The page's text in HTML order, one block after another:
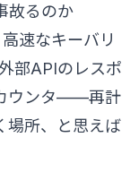
故るのか
速なキーバリ
部APIのレスポ
ウンタ——再計
場所、と思えば